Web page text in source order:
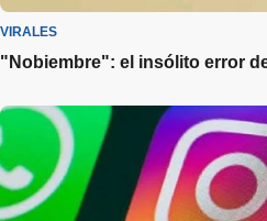
VIRALES
"Nobiembre": el insólito error